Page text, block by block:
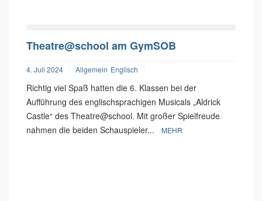
Theatre@school am GymSOB
4. Juli 2024 Allgemein Englisch
Richtig viel Spaß hatten die 6. Klassen bei der
Aufführung des englischsprachigen Musicals „Aldrick
Castle“ des Theatre@school. Mit großer Spielfreude
nahmen die beiden Schauspieler...
MEHR